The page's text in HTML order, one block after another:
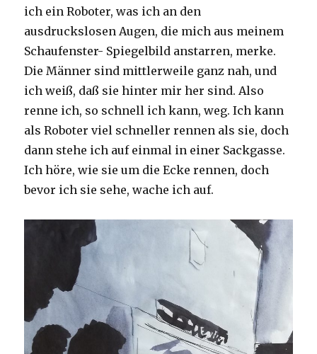
ich ein Roboter, was ich an den
ausdruckslosen Augen, die mich aus meinem
Schaufenster- Spiegelbild anstarren, merke.
Die Männer sind mittlerweile ganz nah, und
ich weiß, daß sie hinter mir her sind. Also
renne ich, so schnell ich kann, weg. Ich kann
als Roboter viel schneller rennen als sie, doch
dann stehe ich auf einmal in einer Sackgasse.
Ich höre, wie sie um die Ecke rennen, doch
bevor ich sie sehe, wache ich auf.